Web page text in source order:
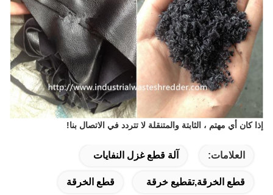
إذا كان أي مهتم ، الثابتة والمتنقلة لا تتردد في الاتصال بنا!
العلامات: آلة قطع غزل النفايات
قطع الخرقة,تقطيع خرقة قطع الخرقة